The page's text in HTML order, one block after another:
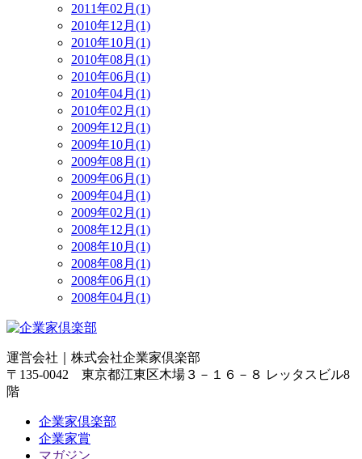
2011年02月(1)
2010年12月(1)
2010年10月(1)
2010年08月(1)
2010年06月(1)
2010年04月(1)
2010年02月(1)
2009年12月(1)
2009年10月(1)
2009年08月(1)
2009年06月(1)
2009年04月(1)
2009年02月(1)
2008年12月(1)
2008年10月(1)
2008年08月(1)
2008年06月(1)
2008年04月(1)
運営会社｜ 株式会社企業家倶楽部
〒135-0042 東京都江東区木場３－１６－８ レッタスビル8
階
企業家倶楽部
企業家賞
マガジン